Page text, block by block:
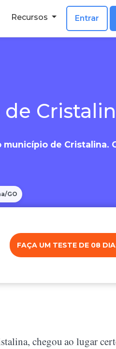
Recursos Entrar
de Cristalina.
GO
FAÇA UM TESTE DE 08
chegou ao lugar